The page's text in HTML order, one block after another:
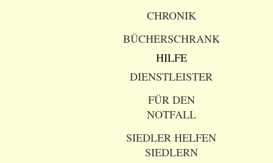
CHRONIK
BÜCHERSCHRANK
HILFE
DIENSTLEISTER
FÜR DEN
NOTFALL
SIEDLER HELFEN
SIEDLERN